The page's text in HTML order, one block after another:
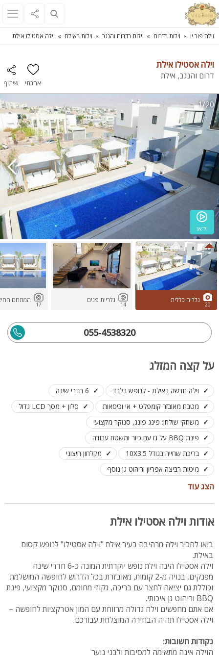
וילה פור יו וילות בדרום וילות בדרום והנגב וילות באילת וילה אסטילו אילת
וילה אסטילו אילת
דרום והנגב, אילת
אהבתי שיתוף
וידאו
1/20
20
גלריה כללית
14
גלריית פנים
17
המתחם
055-4538320
על קצה המזלג
וילה חדשה באילת - לנופש בלבד
6 חדרי שינה
מטבח מאובזר קומפלט + אי וכיסאות
סלון + מסך LCD גדול
משחקי שולחן: פינג פונג, סנוקר מקצועי
פינת BBQ על גז עם כיור ומשטח עבודה
בריכת שחייה בגודל 10X3.5
מקלחון חיצוני
מיטות רביצה אפריון וריהוט גן נוסף
לא למסיבות, למשפחות בלבד, לינה עד 15 אורחיםהצג עוד
אודות וילה אסטילו אילת
בואו להכיר וילה מרהיבה בעיר אילת "וילה אסטילו" לנופש קסום
באילת.
וילה אסטילו הינה וילת נופש יוקרתית המונה כ-6 חדרי שינה
מפנקים, בנויה מ-2 קומות, מאובזרת בכל הדרוש לחופשה המושלמת
וכוללת גם יציאה לחצר עם בריכה, גקוזי מחומם, סנוקר מקצועי, פינת
BBQ וריהוט גן איכותי.
אם אתם מחפשים וילה גדולה מרווחת עם המון אטרקציות לחופשה –
וילה אסטילו תהיה הבחירה המוצלחת עבורכם.
נקודות חשובות:
הוילה אינה מתאימה למסיבות ולבני נוער